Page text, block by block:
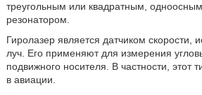
треугольным или квадратным,
резонатором.
Гиролазер является датчиком
луч. Его применяют для измерения
подвижного носителя. В частности, этот
в авиации.